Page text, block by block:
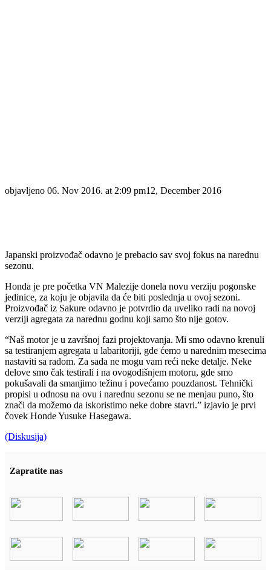
objavljeno 06. Nov 2016. at 2:09 pm12, December 2016
Japanski proizvođač odavno je prebacio sav svoj fokus na narednu
sezonu.
Honda je pre početka VN Malezije donela novu verziju pogonske
jedinice, za koju je objavila da će biti poslednja u ovoj sezoni.
Proizvođač iz Sakure odavno je potvrdio da uveliko radi na novoj
verziji agregata za narednu godnu koji samo što nije gotov.
“Naš motor je u završnoj fazi projektovanja. Mi smo odavno krenuli
sa testiranjem agregata u labaritoriji, gde ćemo u narednim mesecima
nastaviti sa radom. Za sada ne mogu vam reći neke detalje. Neke
delove smo čak testirali i na ovogodišnjem motoru, gde smo
pokušavali da smanjimo težinu i povećamo pouzdanost. Tehnički
propisi u odnosu na ovu i narednu sezonu se ne menjau puno, što
znači da možemo da iskoristimo neke dobre stavri.” izjavio je prvi
čovek Honde Yusuke Hasegawa.
(Diskusija)
Zapratite nas